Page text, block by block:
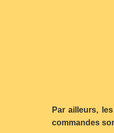
Par ailleurs,
commandes